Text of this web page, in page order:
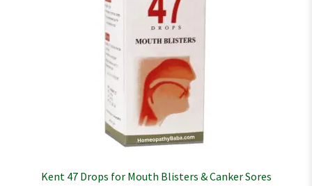
Kent 47 Drops for Mouth Blisters & Canker Sores